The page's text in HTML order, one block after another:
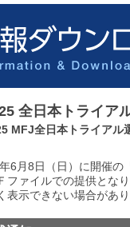
全日本トライア
MFJ全日本トライア
6月8日（日）に開催の
ファイルでの提供とな
表示できない場合があ